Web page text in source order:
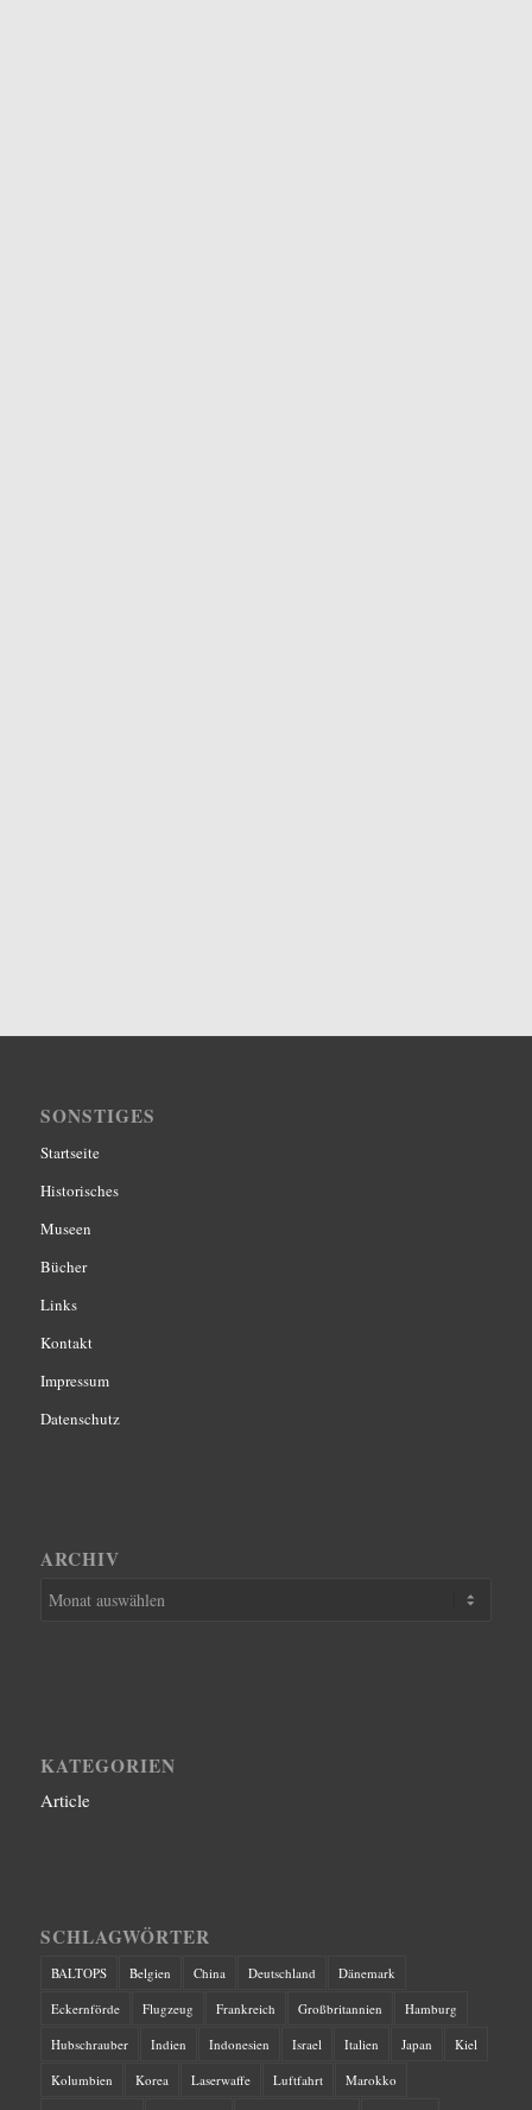
SONSTIGES
Startseite
Historisches
Museen
Bücher
Links
Kontakt
Impressum
Datenschutz
ARCHIV
KATEGORIEN
Article
SCHLAGWÖRTER
BALTOPS Belgien China Deutschland
Dänemark
Eckernförde
Flugzeug Frankreich Großbritannien
Hamburg
Hubschrauber
Indien Indonesien Israel Italien Japan
Kiel
Kolumbien
Korea Laserwaffe Luftfahrt
Marokko